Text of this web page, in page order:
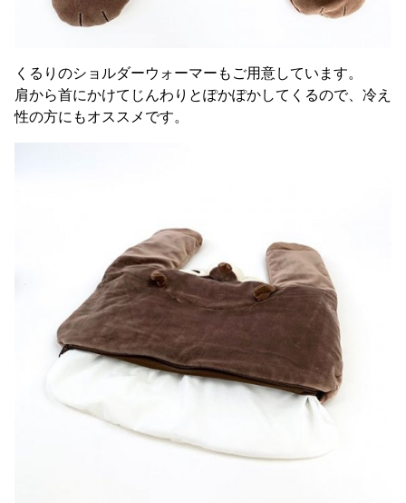
くるりのショルダーウォーマーもご用意しています。
肩から首にかけてじんわりとぽかぽかしてくるので、冷え
性の方にもオススメです。